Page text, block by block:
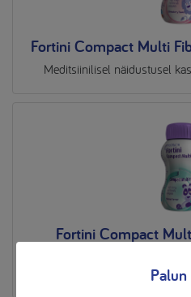
Fortini Compact Multi
Meditsiinilisel näidustusel
Fortini Compact
Meditsiinilisel näidustusel